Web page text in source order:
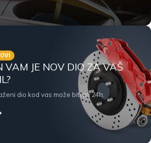
VAM JE NOV DIO ZA VAŠ
dio kod vas može biti za 24h.